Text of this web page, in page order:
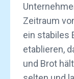
Zeitraum
ein stabiles
etablieren,
und Brot